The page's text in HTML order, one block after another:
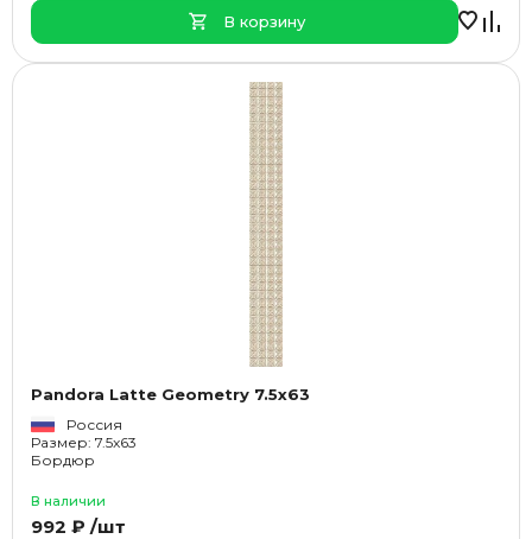
В корзину
Pandora Latte Geometry 7.5x63
Россия
Размер: 7.5x63
Бордюр
В наличии
992 ₽ /шт